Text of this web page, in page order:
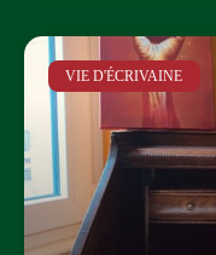
VIE D'ÉCRIVAINE